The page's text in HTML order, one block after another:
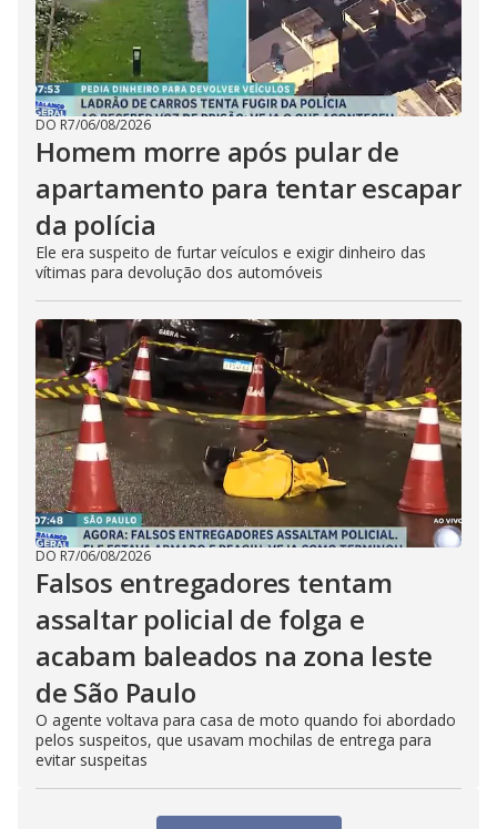
DO R7/06/08/2026
Homem morre após pular de
apartamento para tentar escapar
da polícia
Ele era suspeito de furtar veículos e exigir dinheiro das
vítimas para devolução dos automóveis
DO R7/06/08/2026
Falsos entregadores tentam
assaltar policial de folga e
acabam baleados na zona leste
de São Paulo
O agente voltava para casa de moto quando foi abordado
pelos suspeitos, que usavam mochilas de entrega para
evitar suspeitas